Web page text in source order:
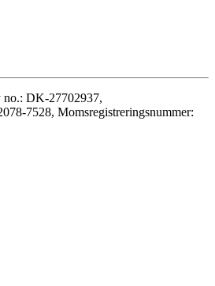
no.: DK-27702937,
7528, Momsregistreringsnummer: